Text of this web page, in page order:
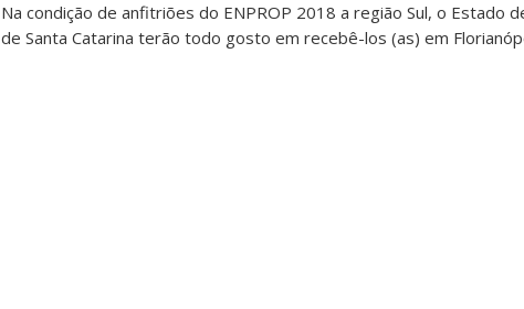
Na condição de anfitriões do ENPROP 2018 a região Sul, o Estado
de Santa Catarina terão todo gosto em recebê-los (as) em